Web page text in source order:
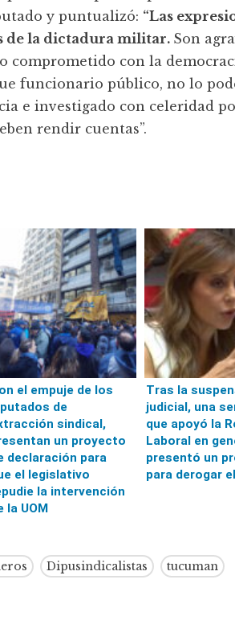
y puntualizó: “Las
de la dictadura militar. Son
comprometido con la
funcionario público, no lo
e investigado con celeridad
rendir cuentas”.
el empuje de los
de
sindical,
un proyecto
declaración para
el legislativo
la intervención
la UOM
Tras la
judicial, una
que apoyó la
Laboral en
presentó un
para derogar
Dipusindicalistas tucuman